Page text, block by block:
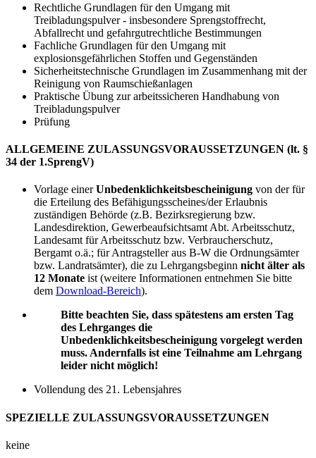
Rechtliche Grundlagen für den Umgang mit
Treibladungspulver - insbesondere Sprengstoffrecht,
Abfallrecht und gefahrgutrechtliche Bestimmungen
Fachliche Grundlagen für den Umgang mit
explosionsgefährlichen Stoffen und Gegenständen
Sicherheitstechnische Grundlagen im Zusammenhang mit der
Reinigung von Raumschießanlagen
Praktische Übung zur arbeitssicheren Handhabung von
Treibladungspulver
Prüfung
ALLGEMEINE ZULASSUNGSVORAUSSETZUNGEN (lt. §
34 der 1.SprengV)
Vorlage einerUnbedenklichkeitsbescheinigung von der für
die Erteilung des Befähigungsscheines/der Erlaubnis
zuständigen Behörde (z.B. Bezirksregierung bzw.
Landesdirektion, Gewerbeaufsichtsamt Abt. Arbeitsschutz,
Landesamt für Arbeitsschutz bzw. Verbraucherschutz,
Bergamt o.ä.; für Antragsteller aus B-W die Ordnungsämter
bzw. Landratsämter), die zu Lehrgangsbeginn nicht älter als
12 Monate ist (weitere Informationen entnehmen Sie bitte
dem Download-Bereich).
Bitte beachten Sie, dass spätestens am ersten Tag
des Lehrganges die
Unbedenklichkeitsbescheinigung vorgelegt werden
muss. Andernfalls ist eine Teilnahme am Lehrgang
leider nicht möglich!
Vollendung des 21. Lebensjahres
SPEZIELLE ZULASSUNGSVORAUSSETZUNGEN
keine